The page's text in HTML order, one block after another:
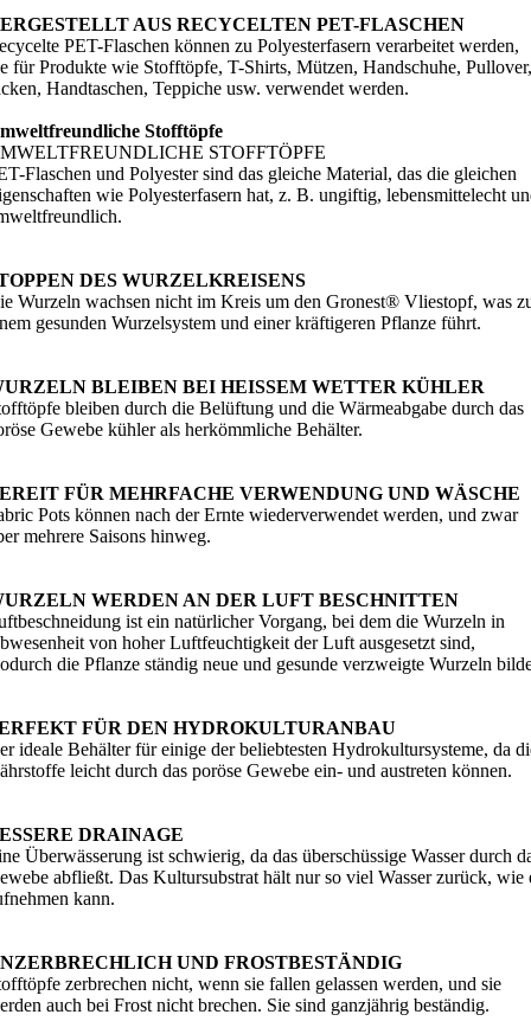
AUS RECYCELTEN PET-FLASCHEN
PET-Flaschen können zu Polyesterfasern verarbeitet werden,
für Produkte wie Stofftöpfe, T-Shirts, Mützen, Handschuhe, Pullover,
Handtaschen, Teppiche usw. verwendet werden.
Stofftöpfe
STOFFTÖPFE
Flaschen und Polyester sind das gleiche Material, das die gleichen
wie Polyesterfasern hat, z. B. ungiftig, lebensmittelecht
DES WURZELKREISENS
Wurzeln wachsen nicht im Kreis um den Gronest® Vliestopf, was
gesunden Wurzelsystem und einer kräftigeren Pflanze führt.
BLEIBEN BEI HEISSEM WETTER KÜHLER
bleiben durch die Belüftung und die Wärmeabgabe durch das
Gewebe kühler als herkömmliche Behälter.
FÜR MEHRFACHE VERWENDUNG UND WÄSCHE
Pots können nach der Ernte wiederverwendet werden, und zwar
mehrere Saisons hinweg.
WERDEN AN DER LUFT BESCHNITTEN
ist ein natürlicher Vorgang, bei dem die Wurzeln in
von hoher Luftfeuchtigkeit der Luft ausgesetzt sind,
die Pflanze ständig neue und gesunde verzweigte Wurzeln
FÜR DEN HYDROKULTURANBAU
ideale Behälter für einige der beliebtesten Hydrokultursysteme, da
leicht durch das poröse Gewebe ein- und austreten können.
DRAINAGE
Überwässerung ist schwierig, da das überschüssige Wasser durch
abfließt. Das Kultursubstrat hält nur so viel Wasser zurück, wie
kann.
UND FROSTBESTÄNDIG
zerbrechen nicht, wenn sie fallen gelassen werden, und sie
auch bei Frost nicht brechen. Sie sind ganzjährig beständig.